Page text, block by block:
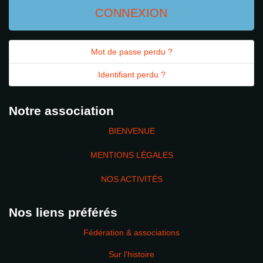
CONNEXION
Mot de passe perdu ?
Identifiant perdu ?
Notre association
BIENVENUE
MENTIONS LÉGALES
NOS ACTIVITÉS
Nos liens préférés
Fédération & associations
Sur l'histoire